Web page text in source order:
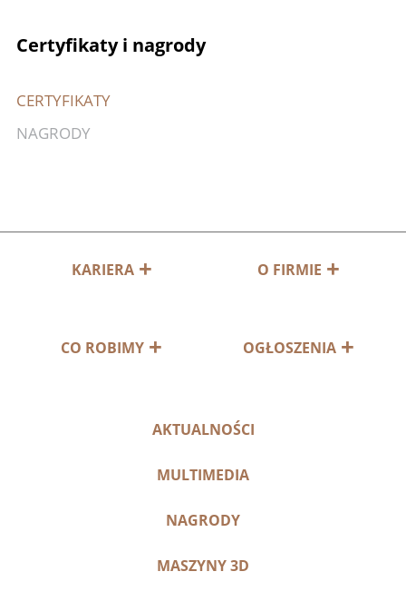
Certyfikaty i nagrody
CERTYFIKATY
NAGRODY
KARIERA O FIRMIE
CO ROBIMY OGŁOSZENIA
AKTUALNOŚCI
MULTIMEDIA
NAGRODY
MASZYNY 3D